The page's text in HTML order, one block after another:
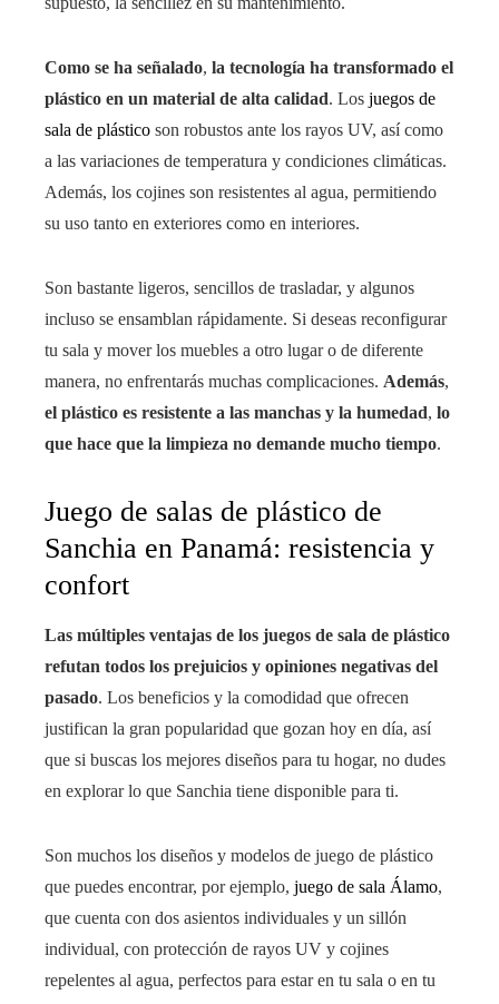
Como se ha señalado, la tecnología ha transformado el
plástico en un material de alta calidad. Los juegos de
sala de plástico son robustos ante los rayos UV, así como
a las variaciones de temperatura y condiciones climáticas.
Además, los cojines son resistentes al agua, permitiendo
su uso tanto en exteriores como en interiores.
Son bastante ligeros, sencillos de trasladar, y algunos
incluso se ensamblan rápidamente. Si deseas reconfigurar
tu sala y mover los muebles a otro lugar o de diferente
manera, no enfrentarás muchas complicaciones. Además,
el plástico es resistente a las manchas y la humedad, lo
que hace que la limpieza no demande mucho tiempo.
Juego de salas de plástico de
Sanchia en Panamá: resistencia y
confort
Las múltiples ventajas de los juegos de sala de plástico
refutan todos los prejuicios y opiniones negativas del
pasado. Los beneficios y la comodidad que ofrecen
justifican la gran popularidad que gozan hoy en día, así
que si buscas los mejores diseños para tu hogar, no dudes
en explorar lo que Sanchia tiene disponible para ti.
Son muchos los diseños y modelos de juego de plástico
que puedes encontrar, por ejemplo, juego de sala Álamo,
que cuenta con dos asientos individuales y un sillón
individual, con protección de rayos UV y cojines
repelentes al agua, perfectos para estar en tu sala o en tu